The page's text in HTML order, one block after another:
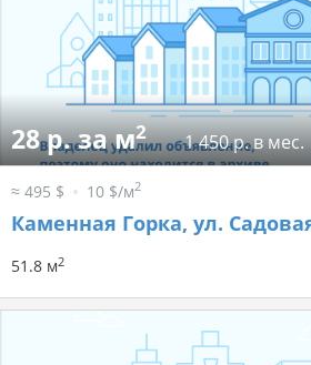
28 р. за м2 1 450 р. в мес.
≈ 495 $ 10 $/м2
Каменная Горка, ул.
51.8 м2